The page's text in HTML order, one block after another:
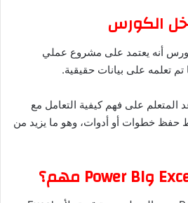
الكورس
أنه يعتمد على مشروع عملي
تعلمه على بيانات حقيقية.
المتعلم على فهم كيفية التعامل مع
حفظ خطوات أو أدوات، وهو ما يزيد من